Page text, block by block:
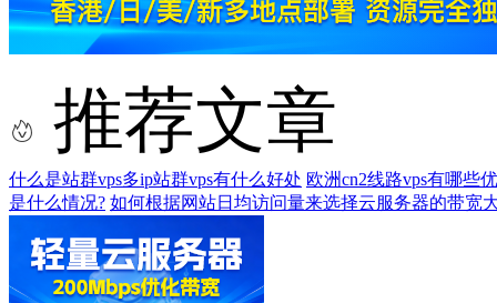
推荐文章
什么是站群vps多ip站群vps有什么好处 欧洲cn2线路vps有哪些
是什么情况? 如何根据网站日均访问量来选择云服务器的带宽